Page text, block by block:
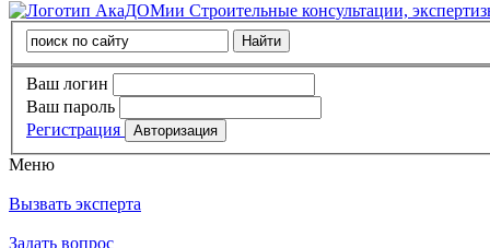
Строительные консультации,
Ваш логин
Ваш пароль
Регистрация
Меню
Вызвать эксперта
Задать вопрос